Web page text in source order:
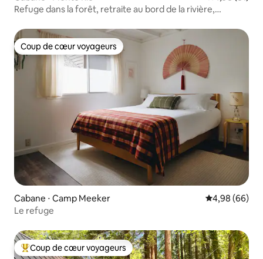
Refuge dans la forêt, retraite au bord de la rivière,
Coup de cœur voyageurs
Coup de cœur voyageurs
Cabane ⋅ Camp Meeker Évaluation
4,98 (66)
Le refuge
Coups de cœur voyageurs les plus appréciés
Coup de cœur voyageurs